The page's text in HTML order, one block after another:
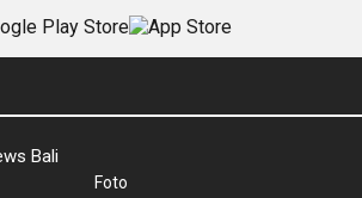
Bali
Foto